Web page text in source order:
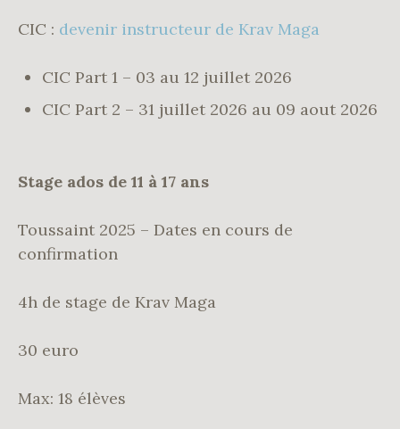
CIC : devenir instructeur de Krav Maga
CIC Part 1 – 03 au 12 juillet 2026
CIC Part 2 – 31 juillet 2026 au 09 aout 2026
Stage ados de 11 à 17 ans
Toussaint 2025 – Dates en cours de
confirmation
4h de stage de Krav Maga
30 euro
Max: 18 élèves